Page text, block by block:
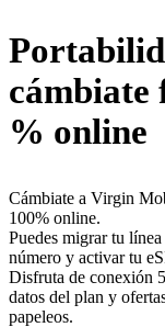
cámbiate
% online
Cámbiate a Virgin
100% online.
Puedes migrar tu
número y activar tu
Disfruta de conexión
datos del plan y
papeleos.